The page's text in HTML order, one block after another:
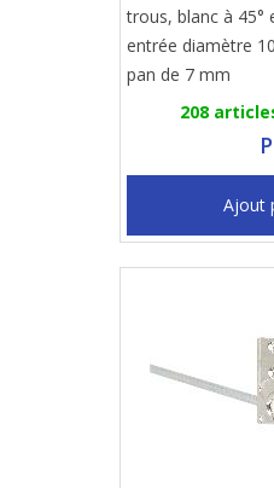
trous, blanc à 45°
entrée diamètre
pan de 7 mm
208
Ajout